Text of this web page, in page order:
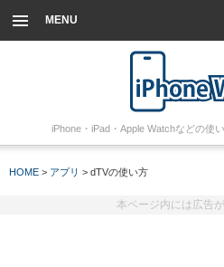
MENU
iPhone・iPad・Apple Watchなどの使
HOME > アプリ > dTVの使い方
本ページ内には広告